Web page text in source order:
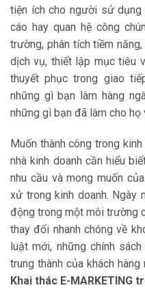
tiện ích cho người sử
cáo hay quan hệ công
trường, phân tích tiềm
dịch vụ, thiết lập mục tiêu
thuyết phục trong giao
những gì bạn làm hàng
những gì bạn đã làm cho họ
Muốn thành công trong
nhà kinh doanh cần hiểu
nhu cầu và mong muốn
xử trong kinh doanh. Ngày
động trong một môi trường
thay đổi nhanh chóng về
luật mới, những chính
trung thành của khách
Khai thác E-MARKETING